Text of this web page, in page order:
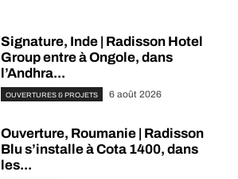
Signature, Inde | Radisson Hotel
Group entre à Ongole, dans
l’Andhra...
OUVERTURES & PROJETS 6 août 2026
Ouverture, Roumanie | Radisson
Blu s’installe à Cota 1400, dans
les...